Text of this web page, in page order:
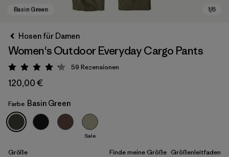
Basin Green
Hosen für Damen
Women's Outdoor Everyday Cargo Pants
Bewertung: 4.2 / 5
59 Rezensionen
120,00 €
Farbe Basin Green
Sale
Größe Finde meine Größe Größenleitfaden